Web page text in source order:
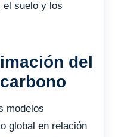
el suelo y los
del
modelos
global en relación